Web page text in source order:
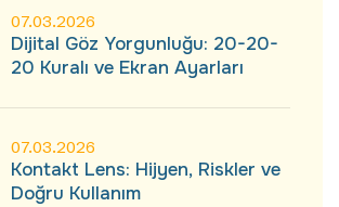
Dijital Göz Yorgunluğu: 20-20-
20 Kuralı ve Ekran Ayarları
07.03.2026
Kontakt Lens: Hijyen, Riskler ve
Doğru Kullanım
07.03.2026